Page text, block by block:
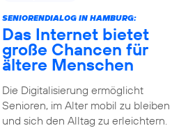
SENIORENDIALOG IN HAMBURG:
Das Internet bietet
große Chancen für
ältere Menschen
Die Digitalisierung ermöglicht
Senioren, im Alter mobil zu bleiben
und sich den Alltag zu erleichtern.